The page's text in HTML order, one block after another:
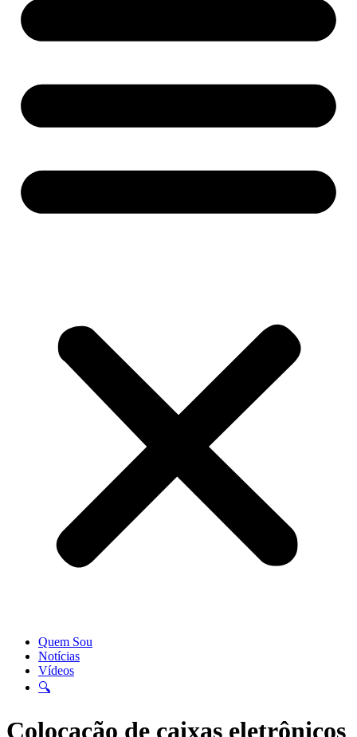
Quem Sou
Notícias
Vídeos
🔍
Colocação de caixas eletrônicos